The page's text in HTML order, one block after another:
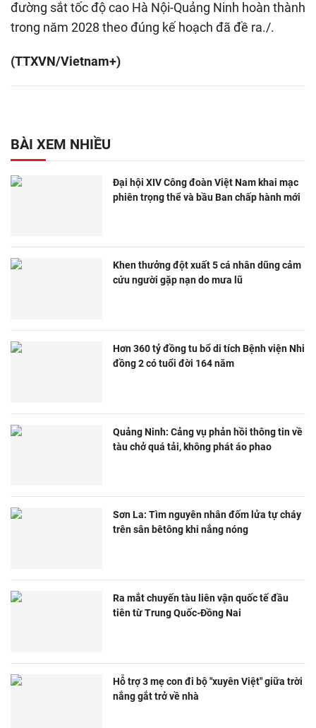
đường sắt tốc độ cao Hà Nội-Quảng Ninh hoàn thành
trong năm 2028 theo đúng kế hoạch đã đề ra./.
(TTXVN/Vietnam+)
BÀI XEM NHIỀU
Đại hội XIV Công đoàn Việt Nam khai mạc
phiên trọng thể và bầu Ban chấp hành mới
Khen thưởng đột xuất 5 cá nhân dũng cảm
cứu người gặp nạn do mưa lũ
Hơn 360 tỷ đồng tu bổ di tích Bệnh viện Nhi
đồng 2 có tuổi đời 164 năm
Quảng Ninh: Cảng vụ phản hồi thông tin về
tàu chở quá tải, không phát áo phao
Sơn La: Tìm nguyên nhân đốm lửa tự cháy
trên sân bêtông khi nắng nóng
Ra mắt chuyến tàu liên vận quốc tế đầu
tiên từ Trung Quốc-Đồng Nai
Hỗ trợ 3 mẹ con đi bộ "xuyên Việt" giữa trời
nắng gắt trở về nhà